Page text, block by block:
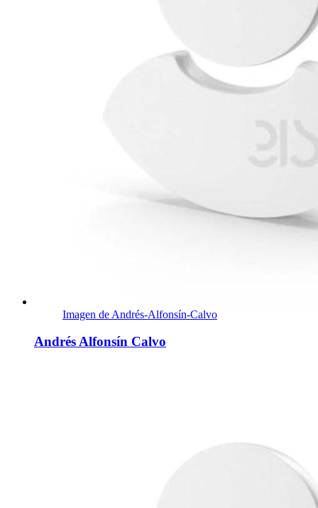
Imagen de Andrés-Alfonsín-Calvo
Andrés Alfonsín Calvo